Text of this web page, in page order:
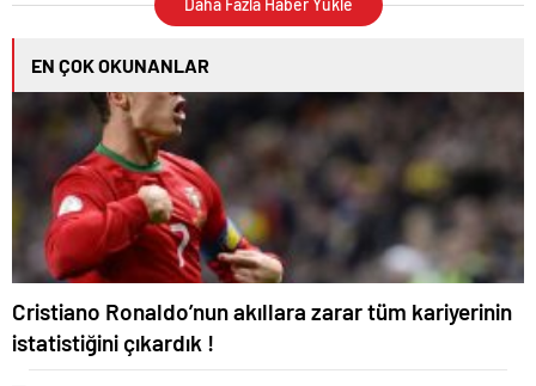
Daha Fazla Haber Yükle
EN ÇOK OKUNANLAR
Cristiano Ronaldo’nun akıllara zarar tüm kariyerinin
istatistiğini çıkardık !